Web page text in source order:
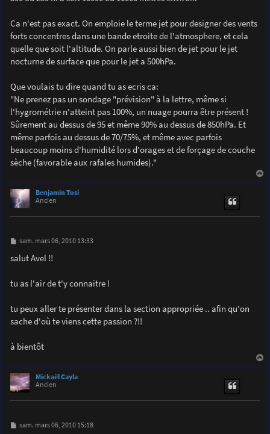
Ca n'est pas exact. On emploie le terme jet pour designer des vents
forts concentres dans une bande etroite de l'atmosphere, et cela
quelle que soit l'altitude. On parle aussi bien de jet pour le jet
nocturne de surface que pour le jet a 500hPa.
Que voulais tu dire quand tu as ecris ca:
"Ne prenez pas un sondage "prévision" à la lettre, même si
l'hygrométrie n'atteint pas 100%, un nuage pourra être présent !
Sûrement au dessus de 95 et même 90% au dessus de 850hPa. Et
même parfois au dessus de 70/75%, et même avec parfois
beaucoup moins d'humidité lors d'orages et de forçage de couche
sèche (favorable aux rafales humides)."
Benjamin Tosi
Ancien
M
s
s
e
sam. mars 06, 2010 13:33
salut Avel !!
tu as l'air de t'y connaitre !
tu peux aller te présenter dans la section appropriée .. afin qu'on
sache d'où te viens cette passion ?!!
à bientôt
Mickaël Cayla
Ancien
M
sam. mars 06, 2010 15:18